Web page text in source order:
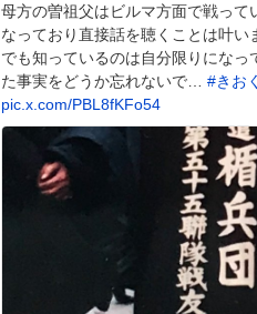
母方の曽祖父はビルマ方面で戦って
なっており直接話を聴くことは叶
でも知っているのは自分限りにな
た事実をどうか忘れないで… #きお
pic.x.com/PBL8fKFo54